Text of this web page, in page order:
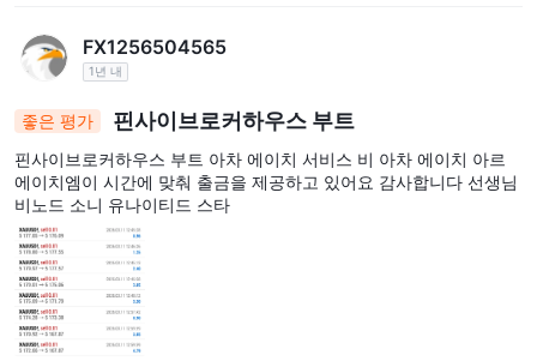
FX1256504565
1년 내
좋은 평가 핀사이브로커하우스 부트
핀사이브로커하우스 부트 아차 에이치 서비스 비 아차 에이치 아르
에이치엠이 시간에 맞춰 출금을 제공하고 있어요 감사합니다 선생님
비노드 소니 유나이티드 스타